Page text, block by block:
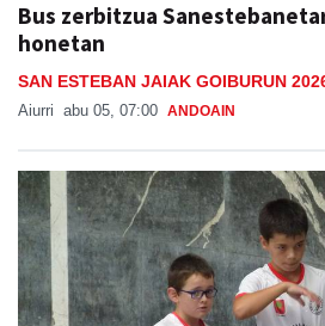
Bus zerbitzua
honetan
SAN ESTEBAN JAIAK GOIBURUN
Aiurri abu 05, 07:00 ANDOAIN